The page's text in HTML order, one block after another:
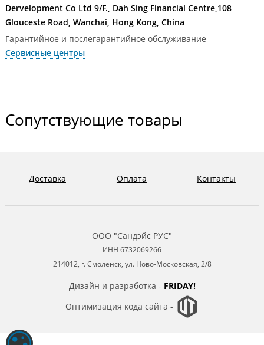
Dervelopment Co Ltd 9/F., Dah Sing Financial Centre,108
Glouceste Road, Wanchai, Hong Kong, China
Гарантийное и послегарантийное обслуживание
Сервисные центры
Сопутствующие товары
ООО "Сандэйс РУС"
ИНН 6732069266
214012, г. Смоленск, ул. Ново-Московская, 2/8
Дизайн и разработка - FRIDAY!
Оптимизация кода сайта -
Доставка Оплата Контакты